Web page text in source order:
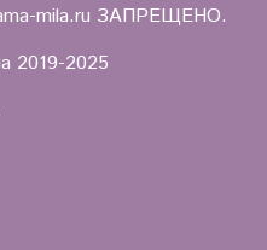
mila.ru ЗАПРЕЩЕНО.
2019-2025